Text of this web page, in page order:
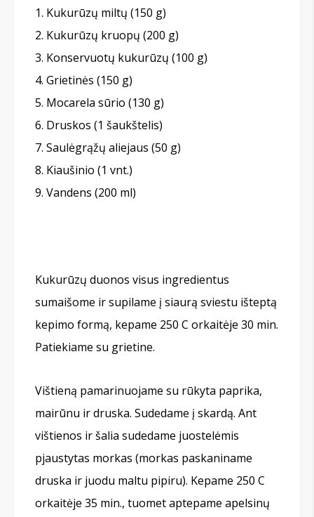
Kukurūzų miltų (150 g)
Kukurūzų kruopų (200 g)
Konservuotų kukurūzų (100 g)
Grietinės (150 g)
Mocarela sūrio (130 g)
Druskos (1 šaukštelis)
Saulėgrąžų aliejaus (50 g)
Kiaušinio (1 vnt.)
Vandens (200 ml)
Kukurūzų duonos visus ingredientus
sumaišome ir supilame į siaurą sviestu išteptą
kepimo formą, kepame 250 C orkaitėje 30 min.
Patiekiame su grietine.
Vištieną pamarinuojame su rūkyta paprika,
mairūnu ir druska. Sudedame į skardą. Ant
vištienos ir šalia sudedame juostelėmis
pjaustytas morkas (morkas paskaniname
druska ir juodu maltu pipiru). Kepame 250 C
orkaitėje 35 min., tuomet aptepame apelsinų